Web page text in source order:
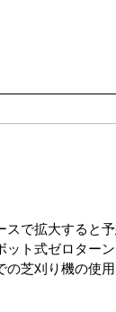
で拡大すると
ト式ゼロター
芝刈り機の使